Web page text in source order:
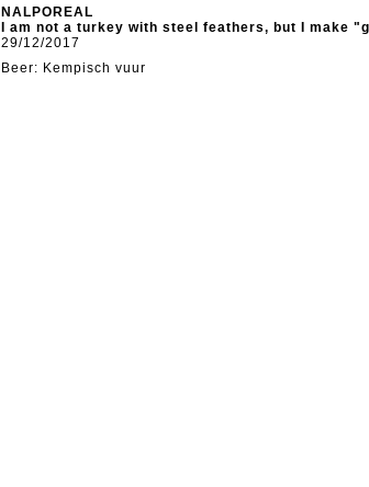
NALPOREAL
I am not a turkey with steel feathers, but I make
29/12/2017
Beer: Kempisch vuur